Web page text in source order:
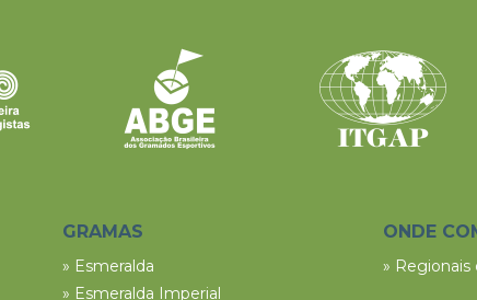
GRAMAS
» Esmeralda
» Esmeralda Imperial
ONDE
» Regionais